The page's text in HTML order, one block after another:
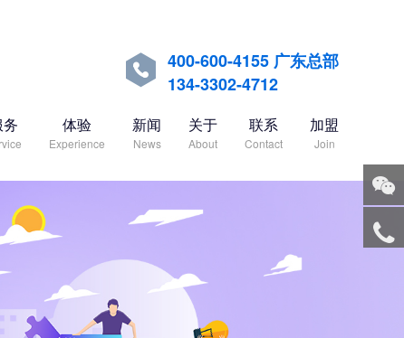

400-600-4155 广东总部
134-3302-4712
务 体验
Experience
新闻
News
关于
About
联系
Contact
加盟
Join
微信